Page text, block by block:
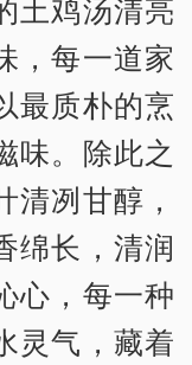
土鸡汤清亮
，每一道家
最质朴的烹
味。除此之
冽甘醇，
绵长，清润
心，每一种
灵气，藏着